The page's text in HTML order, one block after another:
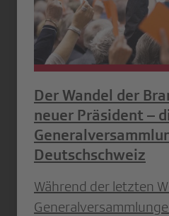
Der Wandel der
neuer Präsident –
Deutschschweiz
Während der letzten